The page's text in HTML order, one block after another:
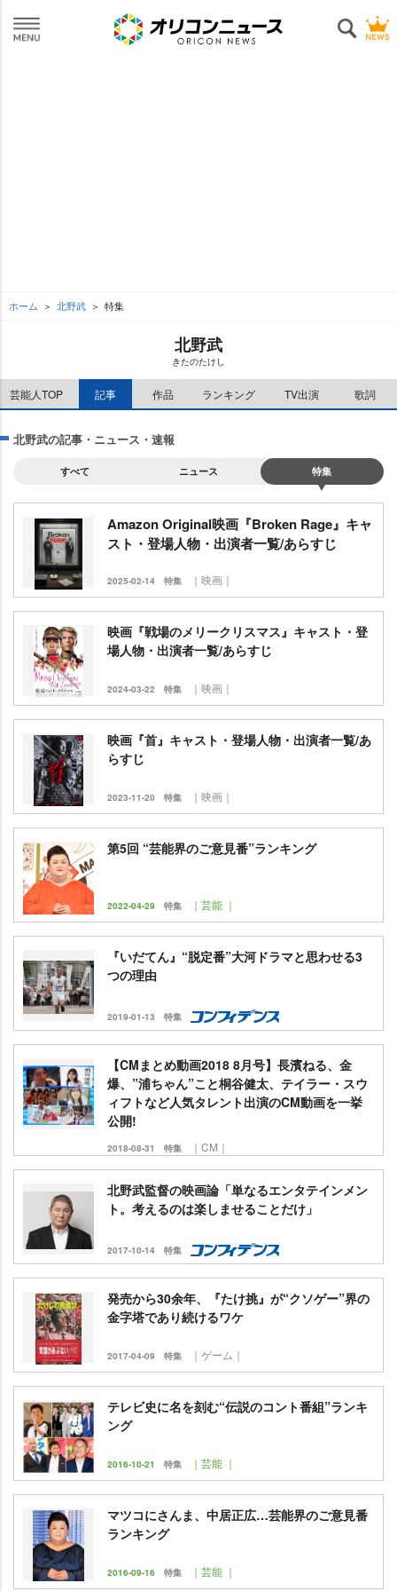
ホーム 北野武 特集
北野武
きたのたけし
芸能人TOP 記事 作品 ランキング TV出演 歌詞
北野武の記事・ニュース・速報
すべて ニュース 特集
Amazon Original映画『Broken Rage』キャ
スト・登場人物・出演者一覧/あらすじ
2025-02-14 特集 ｜映画｜
映画『戦場のメリークリスマス』キャスト・登
場人物・出演者一覧/あらすじ
2024-03-22 特集 ｜映画｜
映画『首』キャスト・登場人物・出演者一覧/あ
らすじ
2023-11-20 特集 ｜映画｜
第5回 “芸能界のご意見番”ランキング
2022-04-29 特集 ｜芸能 ｜
『いだてん』“脱定番”大河ドラマと思わせる3
つの理由
2019-01-13 特集
【CMまとめ動画2018 8月号】長濱ねる、金
爆、”浦ちゃん”こと桐谷健太、テイラー・スウ
ィフトなど人気タレント出演のCM動画を一挙
公開!
2018-08-31 特集 ｜CM｜
北野武監督の映画論「単なるエンタテインメン
ト。考えるのは楽しませることだけ」
2017-10-14 特集
発売から30余年、『たけ挑』が“クソゲー”界の
金字塔であり続けるワケ
2017-04-09 特集 ｜ゲーム｜
テレビ史に名を刻む“伝説のコント番組”ランキ
ング
2016-10-21 特集 ｜芸能 ｜
マツコにさんま、中居正広…芸能界のご意見番
ランキング
2016-09-16 特集 ｜芸能 ｜